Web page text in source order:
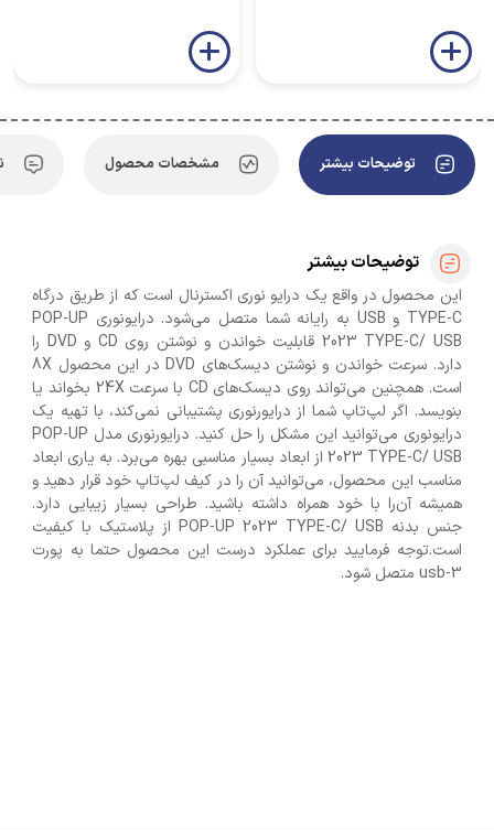
توضیحات بیشتر مشخصات محصول
توضیحات بیشتر
این محصول در واقع یک درایو نوری اکسترنال است که از طریق درگاه
TYPE-C و USB به رایانه شما متصل می‌شود. درایونوری POP-UP
2023 TYPE-C/ USB قابلیت خواندن و نوشتن روی CD و DVD را
دارد. سرعت خواندن و نوشتن دیسک‌های DVD در این محصول 8X
است. همچنین می‌تواند روی دیسک‌های CD با سرعت 24X بخواند یا
بنویسد. اگر لپ‌تاپ شما از درایورنوری پشتیبانی نمی‌کند، با تهیه یک
درایونوری می‌توانید این مشکل را حل کنید. درایورنوری مدل POP-UP
2023 TYPE-C/ USB از ابعاد بسیار مناسبی بهره می‌برد. به یاری ابعاد
مناسب این محصول، می‌توانید آن‌ را در کیف لپ‌تاپ خود قرار دهید و
همیشه آن‌را با خود همراه داشته باشید. طراحی بسیار زیبایی دارد.
جنس بدنه‌ POP-UP 2023 TYPE-C/ USB از پلاستیک با کیفیت
است.توجه فرمایید برای عملکرد درست این محصول حتما به پورت
usb-3 متصل شود.